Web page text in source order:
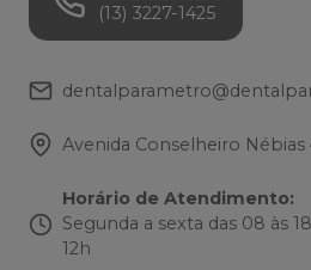
(13) 3227-1425
Avenida Conselheiro Nébias
Horário de Atendimento:
Segunda a sexta das 08 às
12h